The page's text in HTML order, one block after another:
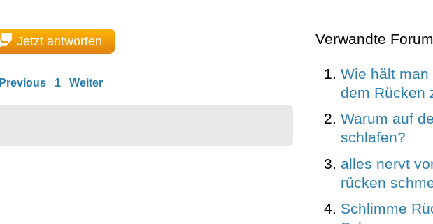
Jetzt antworten
Previous 1 Weiter
Verwandte
Wie hält
dem Rücken
Warum auf
schlafen?
alles nervt
rücken
Schlimme